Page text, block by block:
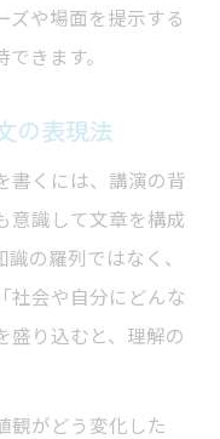
ズや場面を提示する
きます。
の表現法
書くには、講演の背
意識して文章を構成
の羅列ではなく、
社会や自分にどんな
盛り込むと、理解の
観がどう変化した